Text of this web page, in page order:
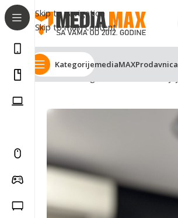
Skip to navigation
Skip to main content
KategorijemediaMAXProdavnica
Početna Trgovina